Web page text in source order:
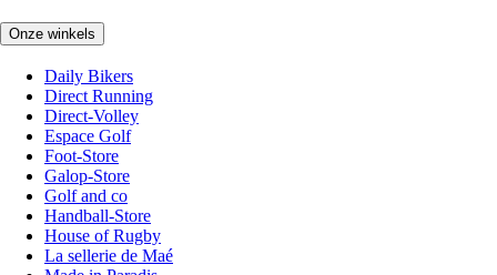
Onze winkels
Daily Bikers
Direct Running
Direct-Volley
Espace Golf
Foot-Store
Galop-Store
Golf and co
Handball-Store
House of Rugby
La sellerie de Maé